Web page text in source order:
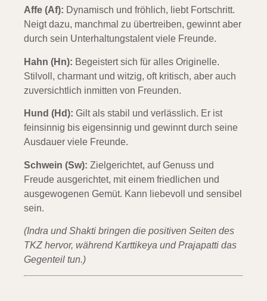
Affe (Af): Dynamisch und fröhlich, liebt Fortschritt.
Neigt dazu, manchmal zu übertreiben, gewinnt aber
durch sein Unterhaltungstalent viele Freunde.
Hahn (Hn): Begeistert sich für alles Originelle.
Stilvoll, charmant und witzig, oft kritisch, aber auch
zuversichtlich inmitten von Freunden.
Hund (Hd): Gilt als stabil und verlässlich. Er ist
feinsinnig bis eigensinnig und gewinnt durch seine
Ausdauer viele Freunde.
Schwein (Sw): Zielgerichtet, auf Genuss und
Freude ausgerichtet, mit einem friedlichen und
ausgewogenen Gemüt. Kann liebevoll und sensibel
sein.
(Indra und Shakti bringen die positiven Seiten des
TKZ hervor, während Karttikeya und Prajapatti das
Gegenteil tun.)